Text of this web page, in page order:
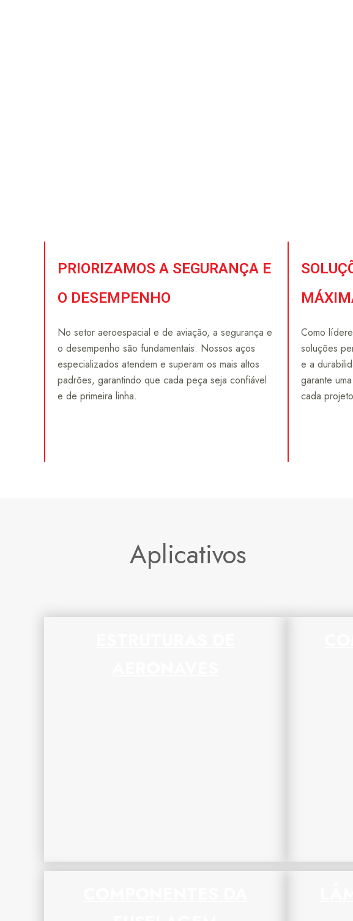
PRIORIZAMOS A SEGURANÇA E
O DESEMPENHO
No setor aeroespacial e de aviação, a segurança e
o desempenho são fundamentais. Nossos aços
especializados atendem e superam os mais altos
padrões, garantindo que cada peça seja confiável
e de primeira linha.
Como
soluções
e a
garante
cada
Aplicativos